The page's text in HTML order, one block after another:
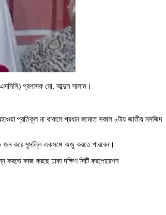
প্রশাসক মো. আব্দুস সালাম।
প্রতিকূল না থাকলে প্রধান জামাত সকাল ৮টায় জাতীয় মসজিদ
জন করে মুসল্লি একসঙ্গে অজু করতে পারবেন।
করতে কাজ করছে ঢাকা দক্ষিণ সিটি করপোরেশন